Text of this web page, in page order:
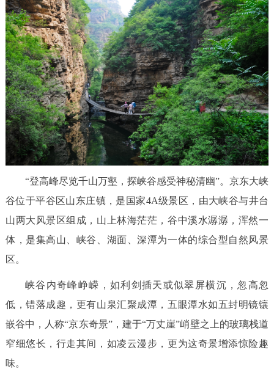
便民服务 利企服务 投资项目
中介服务 阳光政务
政民互动
12345网上接诉即办 我要咨询 我要建议
参与调查 在线访谈 图说互动
北京概况 十六区概览 人文北京
绿色北京 图说北京 视频北京
ENGLISH 한국어 日本語
DEUTSCH FRANÇAIS РУССКИЙ ЯЗЫК
“登高峰尽览千山万壑，探峡谷感受神秘清幽”。京东大峡
谷位于平谷区山东庄镇，是国家4A级景区，由大峡谷与井台
山两大风景区组成， 山上林海茫茫，谷中溪水潺潺，浑然一
体， 是集高山、峡谷、湖面、深潭为一体的综合型自然风景
区。
峡谷内奇峰峥嵘，如利剑插天或似翠屏横沉，忽高忽
低，错落成趣，更有山泉汇聚成潭，五眼潭水如五封明镜镶
嵌谷中，人称“京东奇景”，建于“万丈崖”峭壁之上的玻璃栈道
窄细悠长，行走其间，如凌云漫步，更为这奇景增添惊险趣
味。